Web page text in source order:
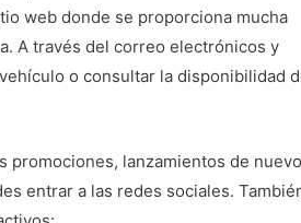
web donde se proporciona mucha
A través del correo electrónicos y
o consultar la disponibilidad
promociones, lanzamientos de
entrar a las redes sociales.